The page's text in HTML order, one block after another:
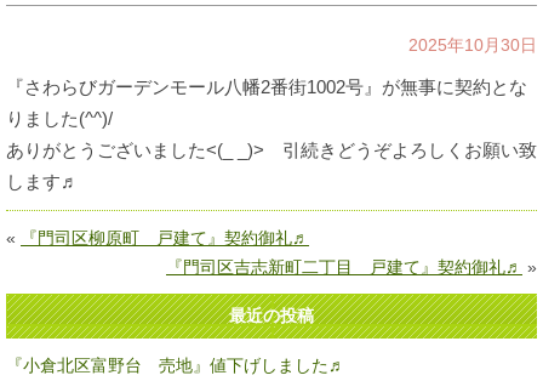
2025年10月30日
『さわらびガーデンモール八幡2番街1002号』が無事に契約とな
りました(^^)/
ありがとうございました<(_ _)> 引続きどうぞよろしくお願い致
します♬
«
『門司区柳原町 戸建て』契約御礼♬
『門司区吉志新町二丁目 戸建て』契約御礼♬ »
最近の投稿
『小倉北区富野台 売地』値下げしました♬